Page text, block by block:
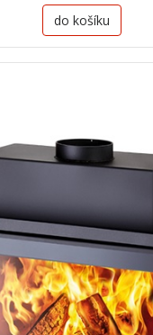
do košíku